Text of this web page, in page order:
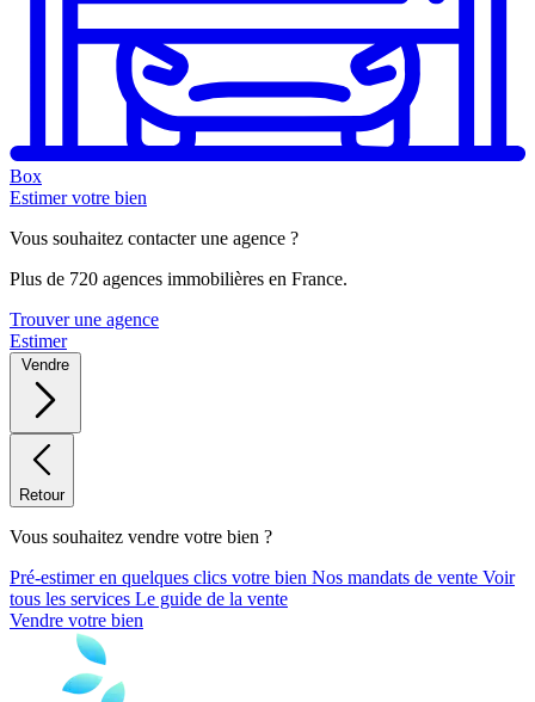
Box
Estimer votre bien
Vous souhaitez contacter une agence ?
Plus de 720 agences immobilières en France.
Trouver une agence
Estimer
Vendre
Retour
Vous souhaitez vendre votre bien ?
Pré-estimer en quelques clics votre bien Nos mandats de vente Voir
tous les services Le guide de la vente
Vendre votre bien